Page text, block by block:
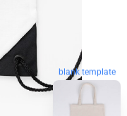
blank template